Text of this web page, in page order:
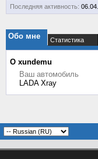
Последняя активность:
Обо мне Статистика
О xundemu
Ваш автомобиль
LADA Xray